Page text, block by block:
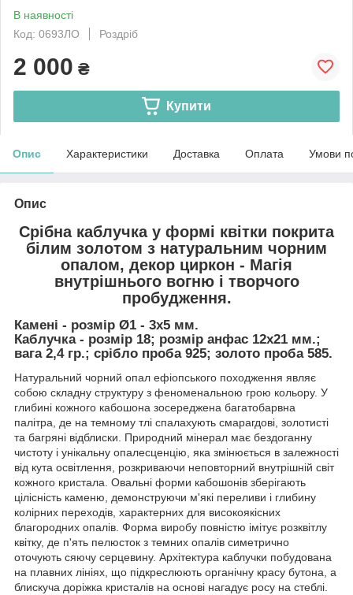
В наявності
Код: 0693ЛО
Роздріб
2 000 ₴
Купити
Опис Характеристики Доставка Оплата Умови
Опис
Срібна каблучка у формі квітки покрита
білим золотом з натуральним чорним
опалом, декор циркон - Магія
внутрішнього вогню і творчого
пробудження.
Камені - розмір Ø1 - 3х5 мм.
Каблучка - розмір 18; розмір анфас 12х21 мм.;
вага 2,4 гр.; срібло проба 925; золото проба 585.
Натуральний чорний опал ефіопського походження являє
собою складну структуру з феноменальною грою кольору. У
глибині кожного кабошона зосереджена багатобарвна
палітра, де на темному тлі спалахують смарагдові, золотисті
та багряні відблиски. Природний мінерал має бездоганну
чистоту і унікальну опалесценцію, яка змінюється в залежності
від кута освітлення, розкриваючи неповторний внутрішній світ
кожного кристала. Овальні форми кабошонів зберігають
цілісність каменю, демонструючи м'які переливи і глибину
колірних переходів, характерних для високоякісних
благородних опалів. Форма виробу повністю імітує розквітлу
квітку, де п'ять пелюсток з темних опалів симетрично
оточують сяючу серцевину. Архітектура каблучки побудована
на плавних лініях, що підкреслюють органічну красу бутона, а
блискуча доріжка кристалів на основі нагадує росу на стеблі.